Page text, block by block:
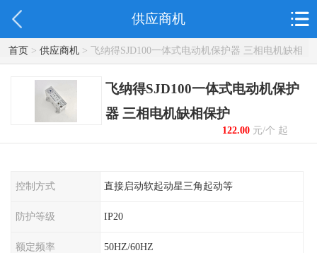
供应商机
首页> 供应商机> 飞纳得SJD100一体式电动机保护器 三相电机缺相
保护
飞纳得SJD100一体式电动机保护
器 三相电机缺相保护
122.00元/个 起
控制方式 直接启动软起动星三角起动等
防护等级 IP20
额定频率 50HZ/60HZ